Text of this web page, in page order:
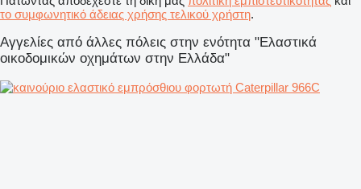
το συμφωνητικό άδειας χρήσης τελικού χρήστη.
Αγγελίες από άλλες πόλεις στην ενότητα "Ελαστικά
οικοδομικών οχημάτων στην Ελλάδα"